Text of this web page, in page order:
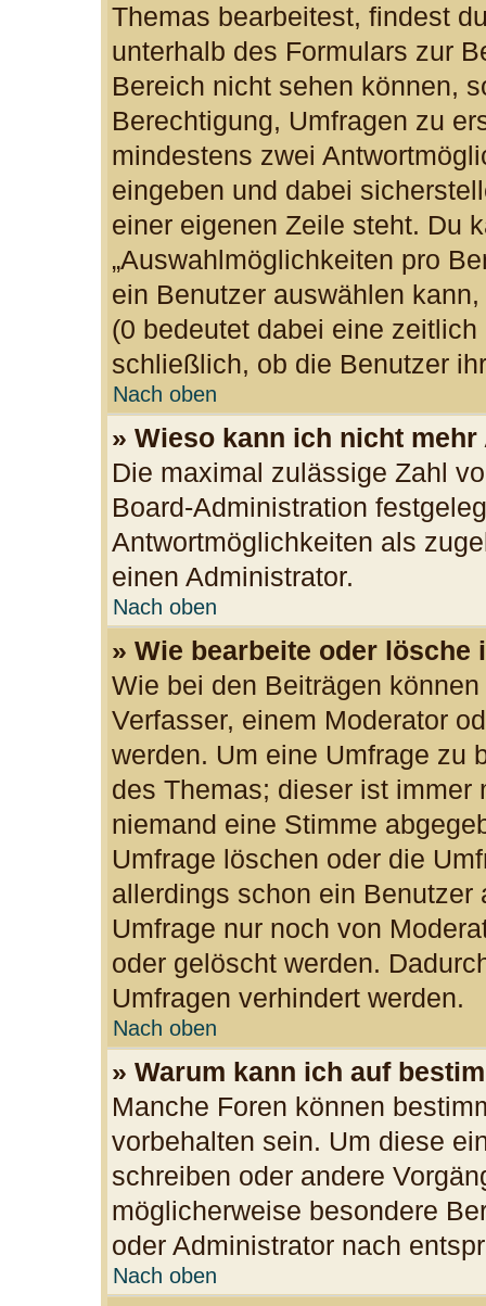
Themas bearbeitest, findest
unterhalb des Formulars zur
Bereich nicht sehen können,
Berechtigung, Umfragen zu
mindestens zwei
eingeben und dabei
einer eigenen Zeile steht. Du
„Auswahlmöglichkeiten pro
ein Benutzer auswählen
(0 bedeutet dabei eine
schließlich, ob die Benutzer
Nach oben
» Wieso kann ich nicht
Die maximal zulässige Zahl
Board-Administration
Antwortmöglichkeiten als
einen Administrator.
Nach oben
» Wie bearbeite oder lösche
Wie bei den Beiträgen
Verfasser, einem Moderator
werden. Um eine Umfrage zu
des Themas; dieser ist immer
niemand eine Stimme
Umfrage löschen oder die
allerdings schon ein
Umfrage nur noch von
oder gelöscht werden.
Umfragen verhindert werden.
Nach oben
» Warum kann ich auf
Manche Foren können
vorbehalten sein. Um diese
schreiben oder andere
möglicherweise besondere
oder Administrator nach
Nach oben